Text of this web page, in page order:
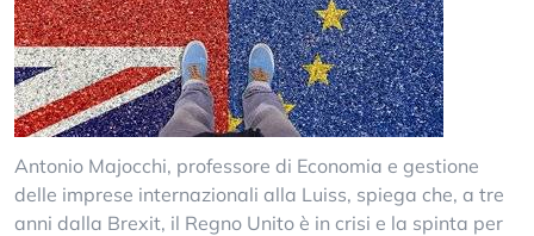
Antonio Majocchi, professore di Economia e gestione
delle imprese internazionali alla Luiss, spiega che, a tre
anni dalla Brexit, il Regno Unito è in crisi e la spinta per